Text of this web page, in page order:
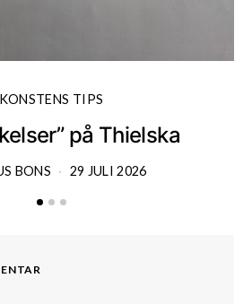
KONSTENS TIPS
på Thielska
BONS 29 JULI 2026